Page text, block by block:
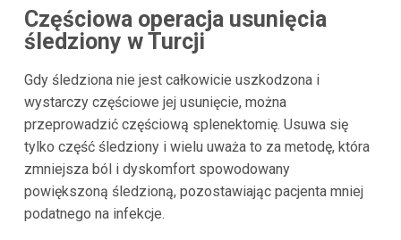
Częściowa operacja usunięcia
śledziony w Turcji
Gdy śledziona nie jest całkowicie uszkodzona i
wystarczy częściowe jej usunięcie, można
przeprowadzić częściową splenektomię. Usuwa się
tylko część śledziony i wielu uważa to za metodę, która
zmniejsza ból i dyskomfort spowodowany
powiększoną śledzioną, pozostawiając pacjenta mniej
podatnego na infekcje.